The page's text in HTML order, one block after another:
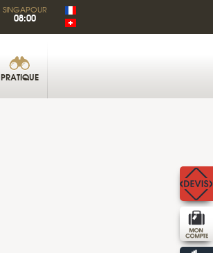
SINGAPOUR
08:00
PRATIQUE